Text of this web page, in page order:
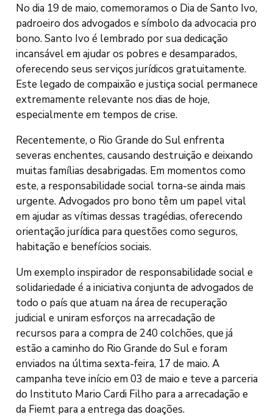
No dia 19 de maio, comemoramos o Dia de Santo Ivo,
padroeiro dos advogados e símbolo da advocacia pro
bono. Santo Ivo é lembrado por sua dedicação
incansável em ajudar os pobres e desamparados,
oferecendo seus serviços jurídicos gratuitamente.
Este legado de compaixão e justiça social permanece
extremamente relevante nos dias de hoje,
especialmente em tempos de crise.
Recentemente, o Rio Grande do Sul enfrenta
severas enchentes, causando destruição e deixando
muitas famílias desabrigadas. Em momentos como
este, a responsabilidade social torna-se ainda mais
urgente. Advogados pro bono têm um papel vital
em ajudar as vítimas dessas tragédias, oferecendo
orientação jurídica para questões como seguros,
habitação e benefícios sociais.
Um exemplo inspirador de responsabilidade social e
solidariedade é a iniciativa conjunta de advogados de
todo o país que atuam na área de recuperação
judicial e uniram esforços na arrecadação de
recursos para a compra de 240 colchões, que já
estão a caminho do Rio Grande do Sul e foram
enviados na última sexta-feira, 17 de maio. A
campanha teve início em 03 de maio e teve a parceria
do Instituto Mario Cardi Filho para a arrecadação e
da Fiemt para a entrega das doações.